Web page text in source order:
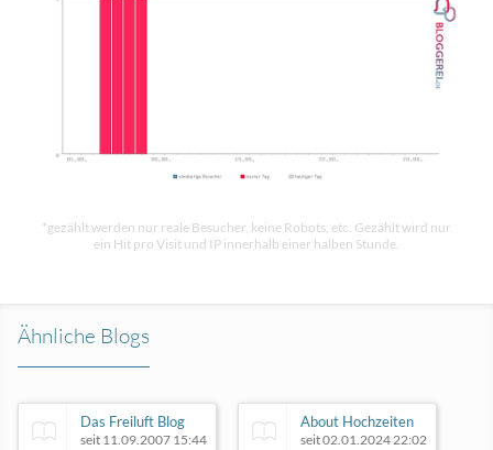
*gezählt werden nur reale Besucher, keine Robots, etc. Gezählt wird nur
ein Hit pro Visit und IP innerhalb einer halben Stunde.
Ähnliche Blogs
Das Freiluft Blog
seit 11.09.2007 15:44
About Hochzeiten
seit 02.01.2024 22:02